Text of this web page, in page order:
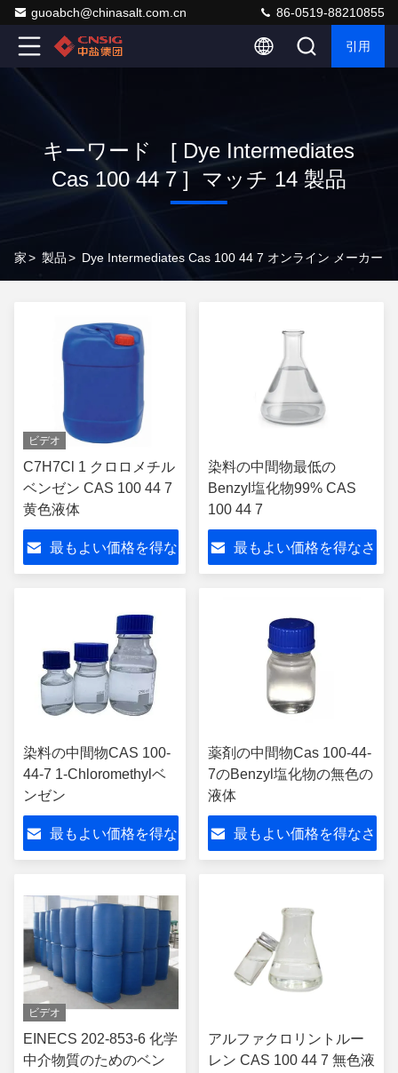
guoabch@chinasalt.com.cn 86-0519-88210855
引用
キーワード [ Dye Intermediates
Cas 100 44 7 ] マッチ 14 製品
家> 製品> Dye Intermediates Cas 100 44 7 オンライン メーカー
ビデオ
C7H7Cl 1 クロロメチル
ベンゼン CAS 100 44 7
黄色液体
最もよい価格を得な
染料の中間物最低の
Benzyl塩化物99% CAS
100 44 7
最もよい価格を得なさ
染料の中間物CAS 100-
44-7 1-Chloromethylベ
ンゼン
最もよい価格を得な
薬剤の中間物Cas 100-44-
7のBenzyl塩化物の無色の
液体
最もよい価格を得なさ
ビデオ
EINECS 202-853-6 化学
中介物質のためのベン
アルファクロリントルー
レン CAS 100 44 7 無色液